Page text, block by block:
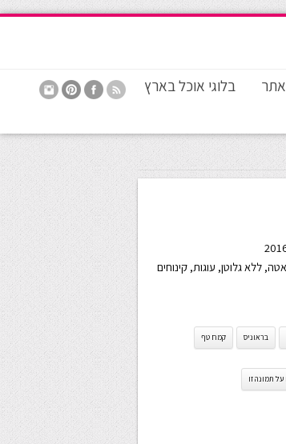
בלוגי אוכל בארץ
, ללא גלוטן, עוגות, קינוחים
בראוניס קמח טף